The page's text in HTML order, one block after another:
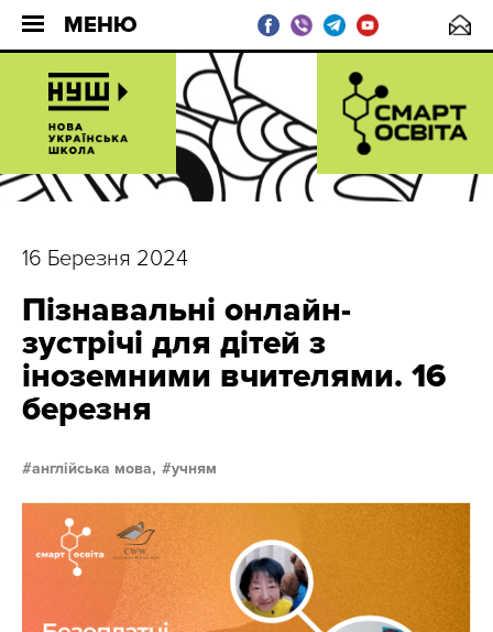
МЕНЮ
16 Березня 2024
Пізнавальні онлайн-
зустрічі для дітей з
іноземними вчителями. 16
березня
англійська мова, учням